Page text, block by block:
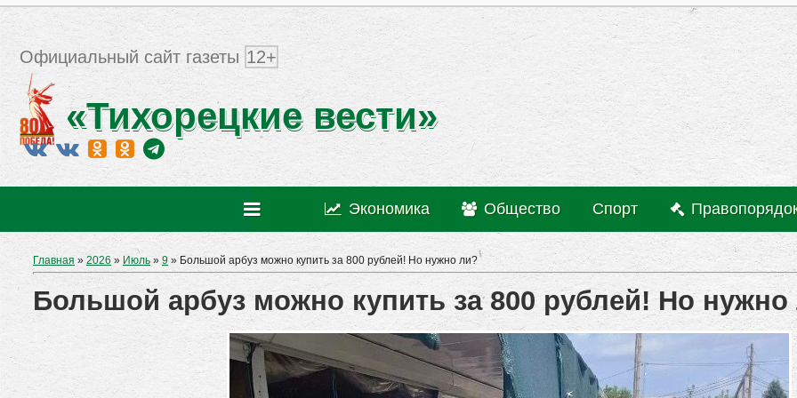
Официальный сайт газеты 12+
«Тихорецкие вести»
Экономика Общество Спорт
Главная »2026 » Июль » 9 » Большой арбуз можно купить за 800 рублей! Но нужно ли?
Большой арбуз можно купить за 800 рублей! Но нужно